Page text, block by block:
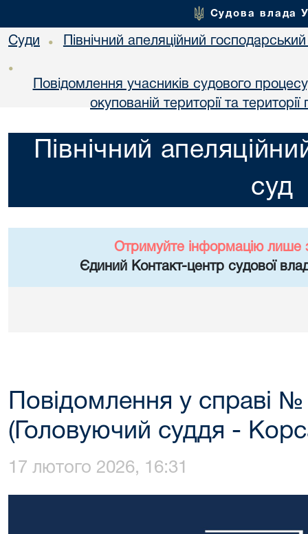
Судова влада
Суди • Північний апеляційний
•
Повідомлення учасників судового
окупованій території та
Північний
суд
Отримуйте інформацію лише
Єдиний Контакт-центр судової
Повідомлення у справі
(Головуючий суддя -
17 лютого 2026, 16:31